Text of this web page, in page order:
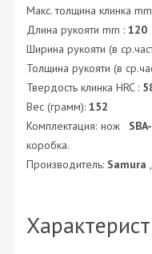
Макс. толщина клинка
Длина рукояти mm : 120
Ширина рукояти (в
Толщина рукояти (в
Твердость клинка HRC :
Вес (грамм): 152
Комплектация: нож
коробка.
Производитель: Samura